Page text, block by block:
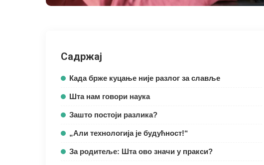
Садржај
Када брже куцање није разлог за славље
Шта нам говори наука
Зашто постоји разлика?
„Али технологија је будућност!“
За родитеље: Шта ово значи у пракси?